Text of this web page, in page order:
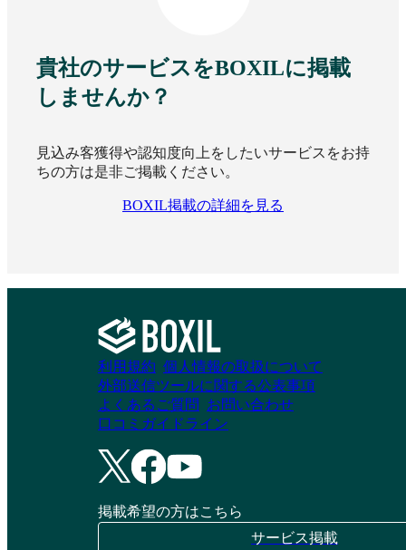
PaperStream AI
貴社のサービスをBOXILに掲載
しませんか？
見込み客獲得や認知度向上をしたいサービスをお持
ちの方は是非ご掲載ください。
BOXIL掲載の詳細を見る
利用規約 個人情報の取扱について
外部送信ツールに関する公表事項
よくあるご質問
お問い合わせ
口コミガイドライン
掲載希望の方はこちら
サービス掲載